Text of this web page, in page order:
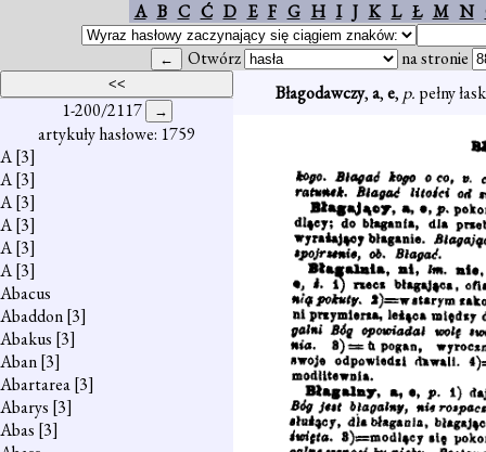
A B C Ć D E F G H I J K L Ł M N
Otwórz na stronie
1-200/2117
artykuły hasłowe: 1759
A[3]
A[3]
A[3]
A[3]
A[3]
A[3]
Abacus
Abaddon[3]
Abakus [3]
Aban[3]
Abartarea[3]
Abarys [3]
Abas [3]
Błagodawczy,a,e, p. pełny